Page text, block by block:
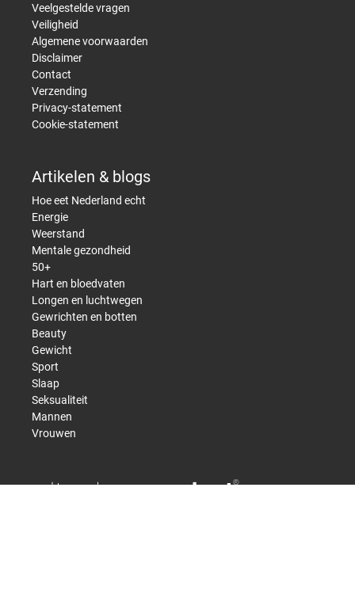
Veelgestelde vragen
Veiligheid
Algemene voorwaarden
Disclaimer
Contact
Verzending
Privacy-statement
Cookie-statement
Artikelen & blogs
Hoe eet Nederland echt
Energie
Weerstand
Mentale gezondheid
50+
Hart en bloedvaten
Longen en luchtwegen
Gewrichten en botten
Beauty
Gewicht
Sport
Slaap
Seksualiteit
Mannen
Vrouwen